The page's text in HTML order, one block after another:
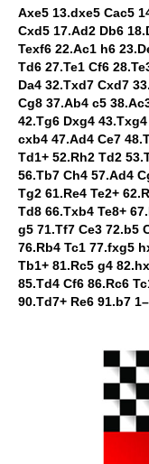
Axe5 13.dxe5 Cac5
Cxd5 17.Ad2 Db6
Texf6 22.Ac1 h6
Td6 27.Te1 Cf6
Da4 32.Txd7 Cxd7
Cg8 37.Ab4 c5
42.Tg6 Dxg4
cxb4 47.Ad4 Ce7
Td1+ 52.Rh2 Td2
56.Tb7 Ch4 57.Ad4
Tg2 61.Re4 Te2+
Td8 66.Txb4 Te8+
g5 71.Tf7 Ce3 72.b5
76.Rb4 Tc1 77.fxg5
Tb1+ 81.Rc5 g4
85.Td4 Cf6 86.Rc6
90.Td7+ Re6 91.b7